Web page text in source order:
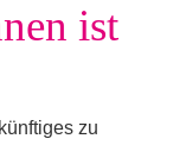
ist
zu